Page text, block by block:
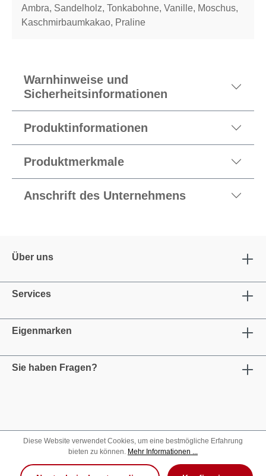
Ambra, Sandelholz, Tonkabohne, Vanille, Moschus,
Kaschmirbaumkakao, Praline
Warnhinweise und
Sicherheitsinformationen
Produktinformationen
Produktmerkmale
Anschrift des Unternehmens
Über uns
Services
Eigenmarken
Sie haben Fragen?
Diese Website verwendet Cookies, um eine bestmögliche Erfahrung
bieten zu können. Mehr Informationen ...